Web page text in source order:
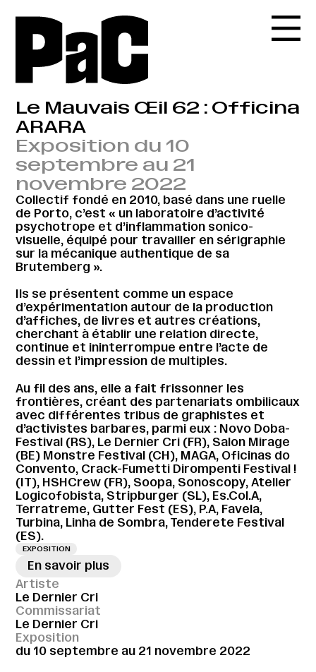
Le Mauvais Œil 62 : Officina
ARARA
Exposition du 10
septembre au 21
novembre 2022
Collectif fondé en 2010, basé dans une ruelle
de Porto, c’est « un laboratoire d’activité
psychotrope et d’inflammation sonico-
visuelle, équipé pour travailler en sérigraphie
sur la mécanique authentique de sa
Brutemberg ».
Ils se présentent comme un espace
d’expérimentation autour de la production
d’affiches, de livres et autres créations,
cherchant à établir une relation directe,
continue et ininterrompue entre l’acte de
dessin et l’impression de multiples.
Au fil des ans, elle a fait frissonner les
frontières, créant des partenariats ombilicaux
avec différentes tribus de graphistes et
d’activistes barbares, parmi eux : Novo Doba-
Festival (RS), Le Dernier Cri (FR), Salon Mirage
(BE) Monstre Festival (CH), MAGA, Oficinas do
Convento, Crack-Fumetti Dirompenti Festival !
(IT), HSHCrew (FR), Soopa, Sonoscopy, Atelier
Logicofobista, Stripburger (SL), Es.Col.A,
Terratreme, Gutter Fest (ES), P.A, Favela,
Turbina, Linha de Sombra, Tenderete Festival
(ES).
EXPOSITION
En savoir plus
Artiste
Le Dernier Cri
Commissariat
Le Dernier Cri
Exposition
du 10 septembre au 21 novembre 2022